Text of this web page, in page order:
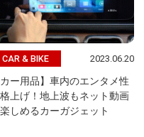
CAR & BIKE 2023.06.20
カー用品】車内のエンタメ性
上げ！地上波もネット動画
しめるカーガジェット